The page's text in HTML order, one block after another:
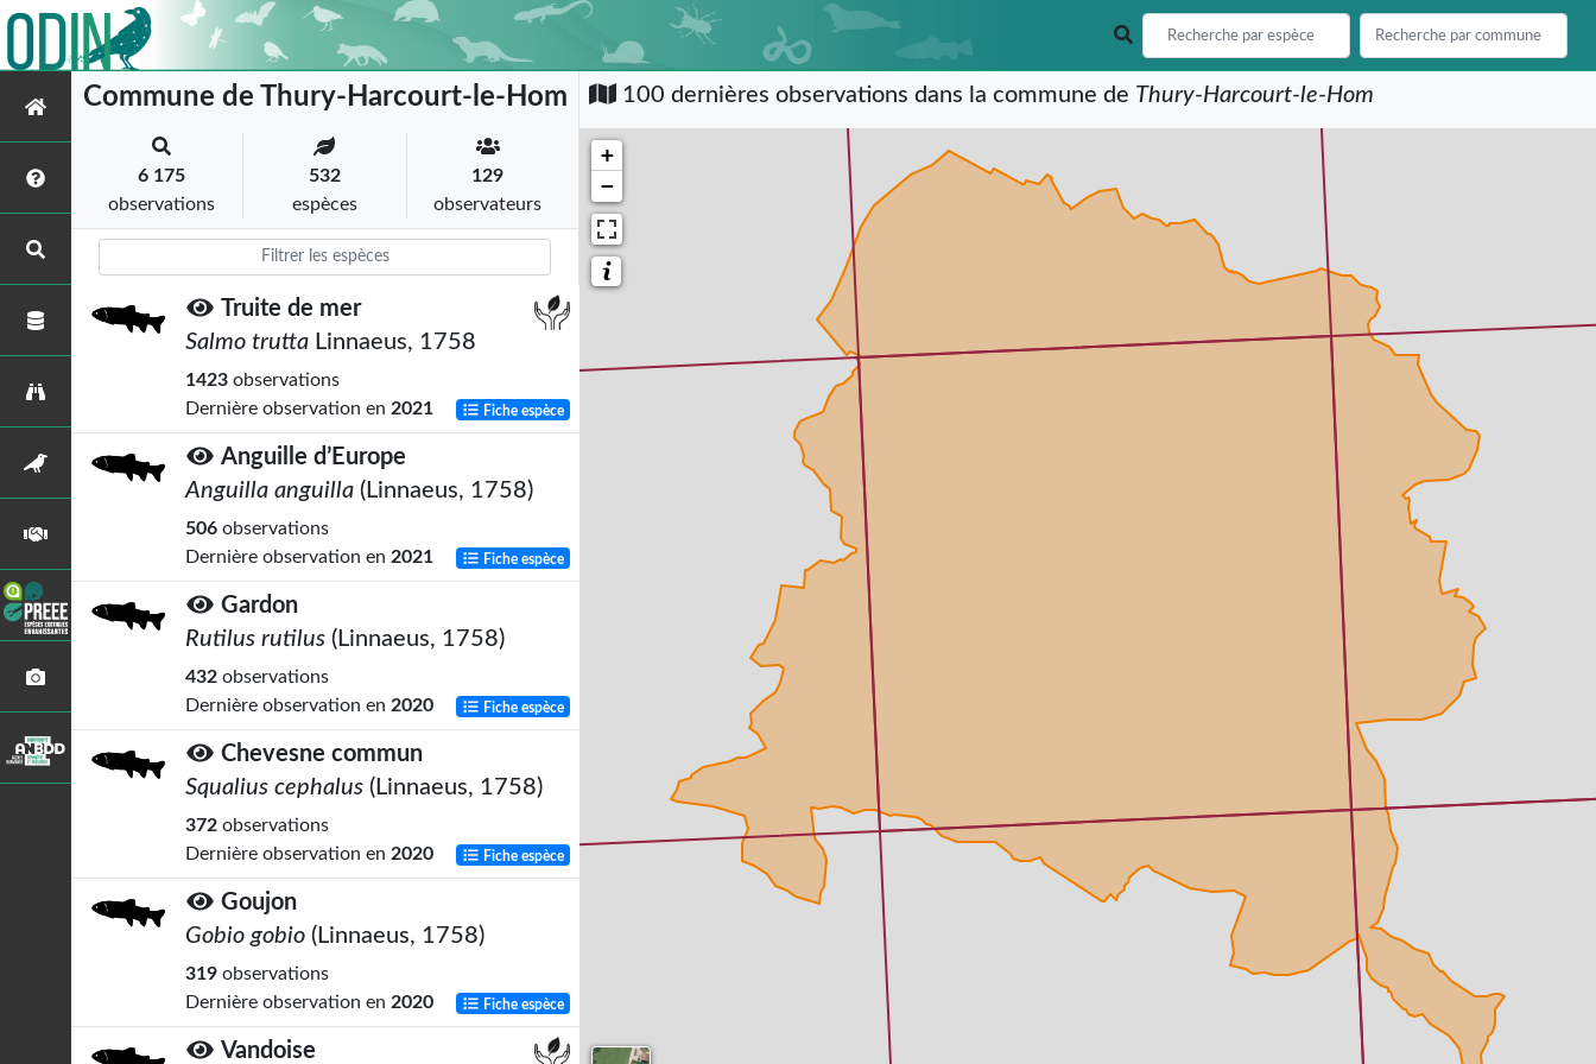
Commune de Thury-Harcourt-le-Hom
6 175
observations
532
espèces
129
observateurs
Truite de mer
Salmo trutta Linnaeus, 1758
1423 observations
Dernière observation en 2021 Fiche espèce
Anguille d’Europe
Anguilla anguilla (Linnaeus, 1758)
506 observations
Dernière observation en 2021 Fiche espèce
Gardon
Rutilus rutilus (Linnaeus, 1758)
432 observations
Dernière observation en 2020 Fiche espèce
Chevesne commun
Squalius cephalus (Linnaeus, 1758)
372 observations
Dernière observation en 2020 Fiche espèce
Goujon
Gobio gobio (Linnaeus, 1758)
319 observations
Dernière observation en 2020 Fiche espèce
Vandoise
100 dernières observations dans la commune de Thury-Harcourt-le-Hom
+
−